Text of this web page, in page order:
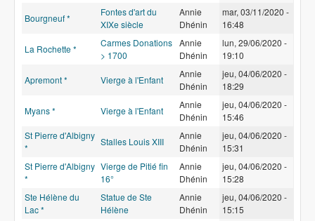
Bourgneuf *
Fontes d'art du
XIXe siècle
Annie
Dhénin
mar, 03/11/2020 -
16:48
La Rochette *
Carmes Donations
> 1700
Annie
Dhénin
lun, 29/06/2020 -
19:10
Apremont * Vierge à l'Enfant
Annie
Dhénin
jeu, 04/06/2020 -
18:29
Myans * Vierge à l'Enfant
Annie
Dhénin
jeu, 04/06/2020 -
15:46
St Pierre d'Albigny
*
Stalles Louis XIII
Annie
Dhénin
jeu, 04/06/2020 -
15:31
St Pierre d'Albigny
*
Vierge de Pitié fin
16°
Annie
Dhénin
jeu, 04/06/2020 -
15:28
Ste Hélène du
Lac *
Statue de Ste
Hélène
Annie
Dhénin
jeu, 04/06/2020 -
15:15